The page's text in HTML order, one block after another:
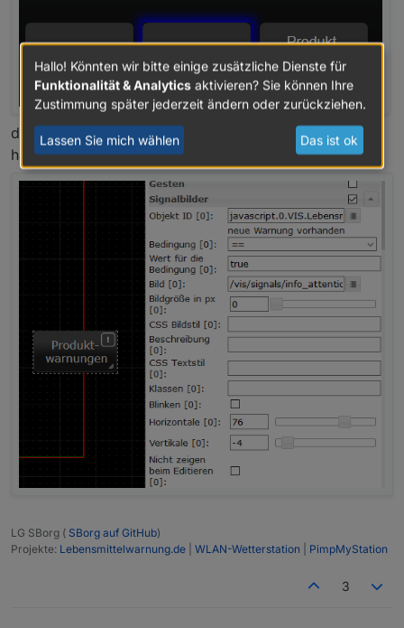
denen ich dann ein Icon per Signalbild aufgepflanzt
habe:
LG SBorg ( SBorg auf GitHub)
Projekte: Lebensmittelwarnung.de WLAN-Wetterstation PimpMyStation
3
Hallo! Könnten wir bitte einige zusätzliche Dienste für
Funktionalität & Analytics aktivieren? Sie können Ihre
Zustimmung später jederzeit ändern oder zurückziehen.
Lassen Sie mich wählen Das ist ok